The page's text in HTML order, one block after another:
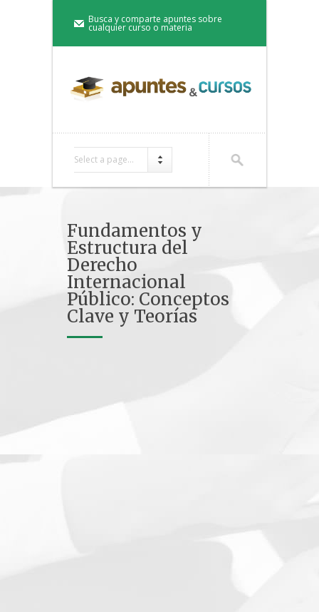
Busca y comparte apuntes sobre
cualquier curso o materia
Select a page...
Fundamentos y
Estructura del
Derecho
Internacional
Público: Conceptos
Clave y Teorías